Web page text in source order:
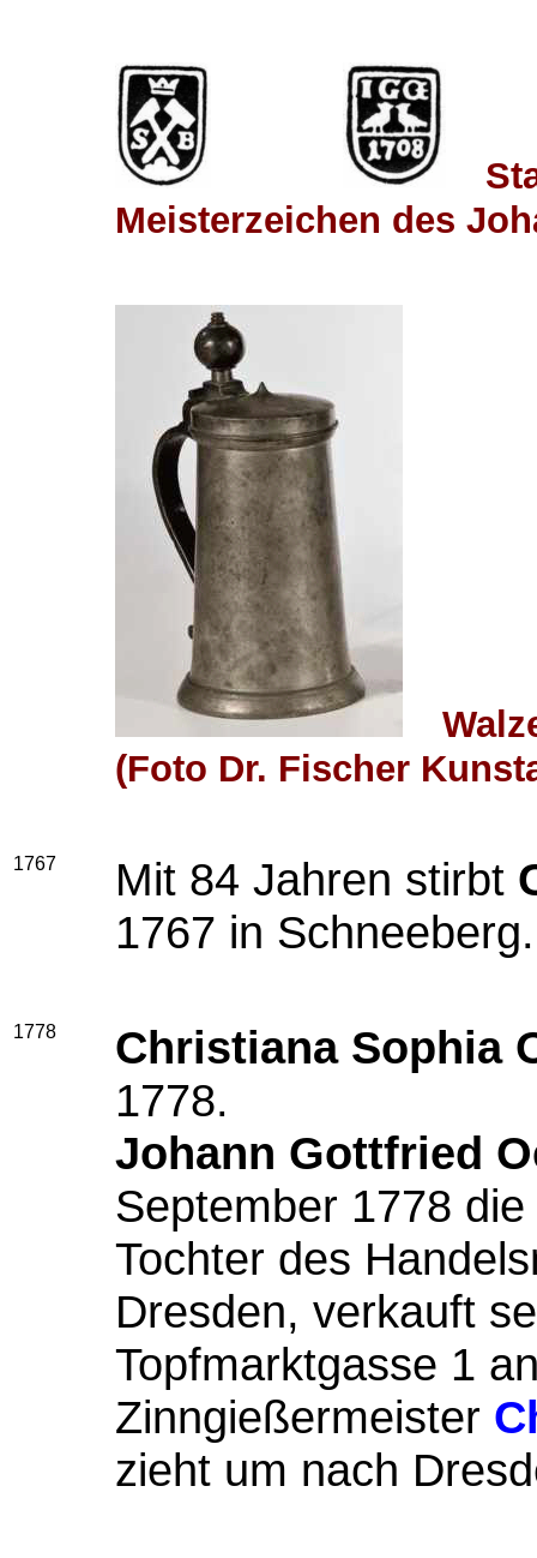
Meisterzeichen des
(Foto Dr. Fischer
1767 Mit 84 Jahren stirbt
1767 in Schneeberg.
1778
Christiana Sophia
1778.
Johann Gottfried
September 1778 die
Tochter des
Dresden, verkauft
Topfmarktgasse 1
Zinngießermeister
zieht um nach